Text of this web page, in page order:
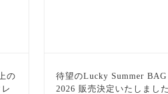
の
待望のLucky Summer BAG
2026 販売決定いたしました